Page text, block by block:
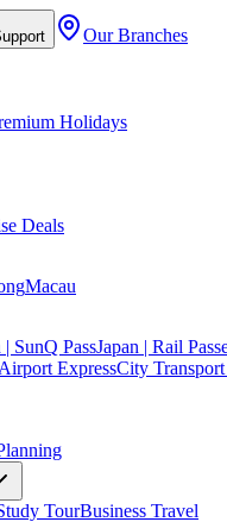
Our Branches
Holidays
Deals
Macau
| SunQ PassJapan | Rail
ExpressCity
TourBusiness Travel